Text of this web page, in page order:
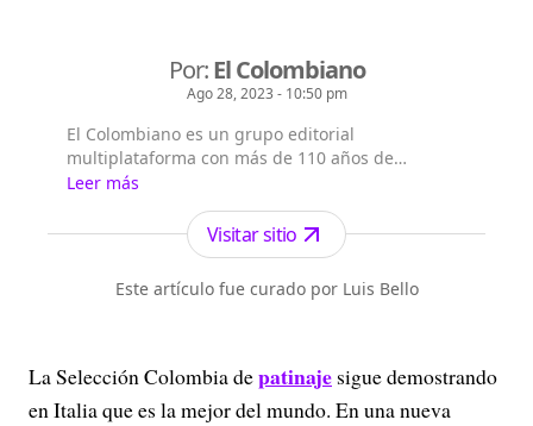
Por:El Colombiano
Ago 28, 2023 - 10:50 pm
El Colombiano es un grupo editorial
multiplataforma con más de 110 años de
existencia. Nació en la ciudad de Medellín en
Antioquia. Fundado el 6 de febrero de 1912 por
Francisco de Paula Pérez, se ha especializado en
la investigación y generación de contenidos
periodísticos para diferentes plataformas en las
que provee a las audiencias de piezas mult...
Leer más
Visitar sitio
Este artículo fue curado por Luis Bello
La Selección Colombia depatinaje sigue demostrando
en Italia que es la mejor del mundo. En una nueva